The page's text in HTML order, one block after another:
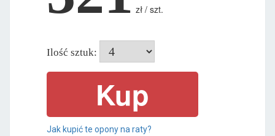
zł / szt.
Ilość sztuk:
Jak kupić te opony na raty?